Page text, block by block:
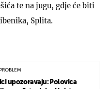
te na jugu, gdje će biti
Splita.
upozoravaju: Polovica